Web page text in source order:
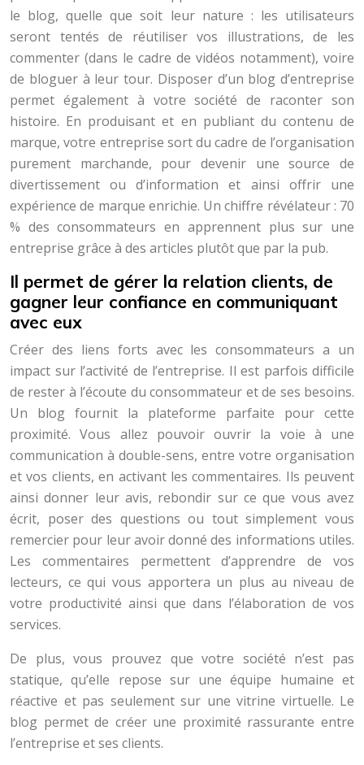
le blog, quelle que soit leur nature : les utilisateurs
seront tentés de réutiliser vos illustrations, de les
commenter (dans le cadre de vidéos notamment), voire
de bloguer à leur tour. Disposer d’un blog d’entreprise
permet également à votre société de raconter son
histoire. En produisant et en publiant du contenu de
marque, votre entreprise sort du cadre de l’organisation
purement marchande, pour devenir une source de
divertissement ou d’information et ainsi offrir une
expérience de marque enrichie. Un chiffre révélateur : 70
% des consommateurs en apprennent plus sur une
entreprise grâce à des articles plutôt que par la pub.
Il permet de gérer la relation clients, de
gagner leur confiance en communiquant
avec eux
Créer des liens forts avec les consommateurs a un
impact sur l’activité de l’entreprise. Il est parfois difficile
de rester à l’écoute du consommateur et de ses besoins.
Un blog fournit la plateforme parfaite pour cette
proximité. Vous allez pouvoir ouvrir la voie à une
communication à double-sens, entre votre organisation
et vos clients, en activant les commentaires. Ils peuvent
ainsi donner leur avis, rebondir sur ce que vous avez
écrit, poser des questions ou tout simplement vous
remercier pour leur avoir donné des informations utiles.
Les commentaires permettent d’apprendre de vos
lecteurs, ce qui vous apportera un plus au niveau de
votre productivité ainsi que dans l’élaboration de vos
services.
De plus, vous prouvez que votre société n’est pas
statique, qu’elle repose sur une équipe humaine et
réactive et pas seulement sur une vitrine virtuelle. Le
blog permet de créer une proximité rassurante entre
l’entreprise et ses clients.